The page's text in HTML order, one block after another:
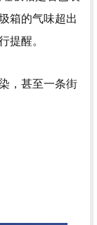
箱的气味超出
提醒。
，甚至一条街